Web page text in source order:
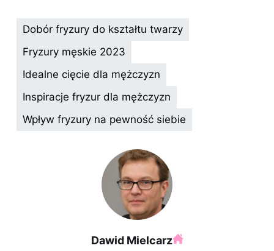
c
e
b
o
o
k
er
e
st
k
e
dI
n
k
d
Dobór fryzury do kształtu twarzy
Fryzury męskie 2023
Idealne cięcie dla mężczyzn
Inspiracje fryzur dla mężczyzn
Wpływ fryzury na pewność siebie
Dawid Mielcarz